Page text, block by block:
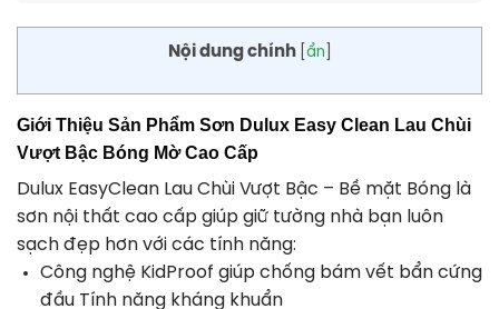
Nội dung chính ẩn
Giới Thiệu Sản Phẩm Sơn Dulux Easy Clean Lau Chùi
Vượt Bậc Bóng Mờ Cao Cấp
Dulux EasyClean Lau Chùi Vượt Bậc – Bề mặt Bóng là
sơn nội thất cao cấp giúp giữ tường nhà bạn luôn
sạch đẹp hơn với các tính năng:
Công nghệ KidProof giúp chống bám vết bẩn cứng
đầu Tính năng kháng khuẩn